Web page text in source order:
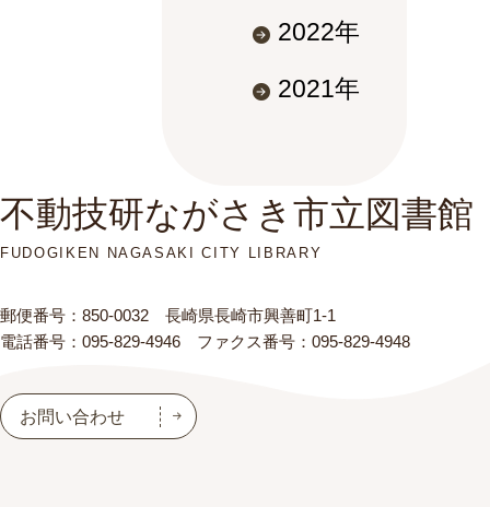
2022年
2021年
不動技研ながさき市立図書館
FUDOGIKEN NAGASAKI CITY LIBRARY
郵便番号：850-0032 長崎県長崎市興善町1-1
電話番号：095-829-4946 ファクス番号：095-829-4948
お問い合わせ